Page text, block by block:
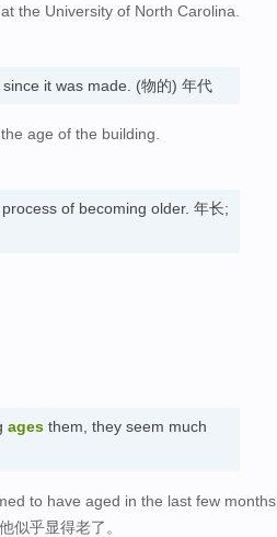
the University of North Carolina.
it was made. (物的) 年代
age of the building.
of becoming older. 年长;
ages them, they seem much
to have aged in the last few months.
似乎显得老了。